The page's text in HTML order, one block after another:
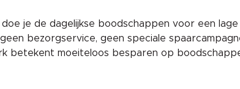
je de dagelijkse boodschappen voor een
bezorgservice, geen speciale
betekent moeiteloos besparen op